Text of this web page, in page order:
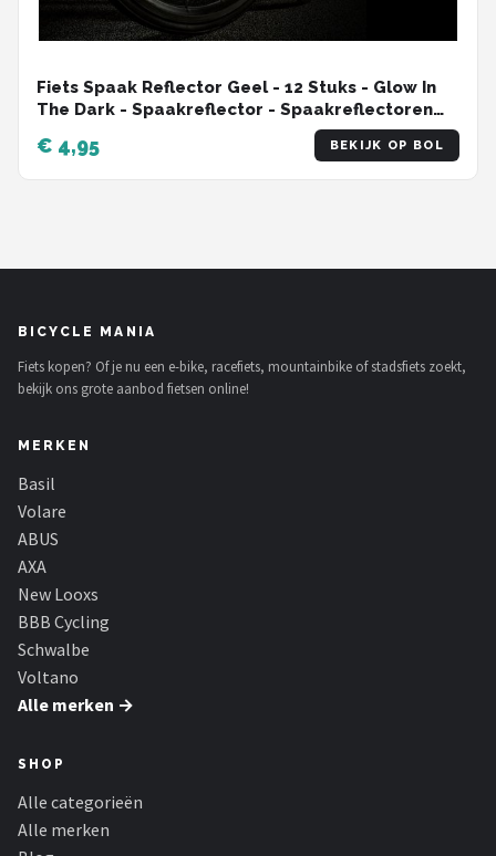
Fiets Spaak Reflector Geel - 12 Stuks - Glow In
The Dark - Spaakreflector - Spaakreflectoren
€ 4,95 BEKIJK OP BOL
BICYCLE MANIA
Fiets kopen? Of je nu een e-bike, racefiets, mountainbike of stadsfiets zoekt,
bekijk ons grote aanbod fietsen online!
MERKEN
Basil
Volare
ABUS
AXA
New Looxs
BBB Cycling
Schwalbe
Voltano
Alle merken →
SHOP
Alle categorieën
Alle merken